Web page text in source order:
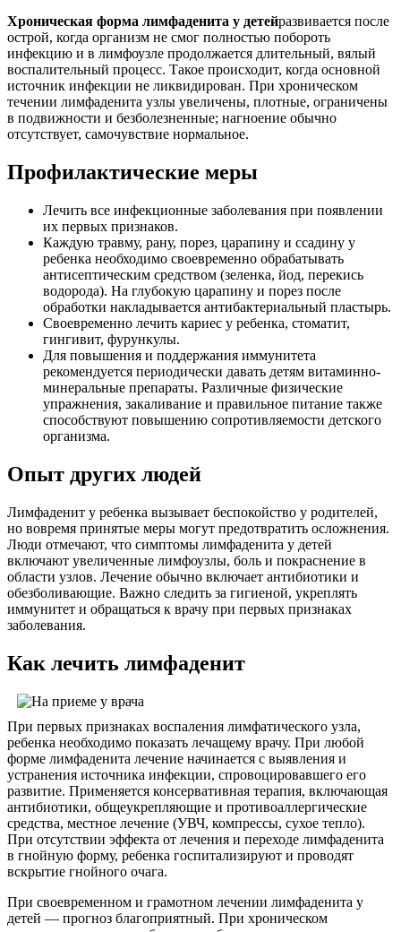
Хроническая форма лимфаденита у детейразвивается после
острой, когда организм не смог полностью побороть
инфекцию и в лимфоузле продолжается длительный, вялый
воспалительный процесс. Такое происходит, когда основной
источник инфекции не ликвидирован. При хроническом
течении лимфаденита узлы увеличены, плотные, ограничены
в подвижности и безболезненные; нагноение обычно
отсутствует, самочувствие нормальное.
Профилактические меры
Лечить все инфекционные заболевания при появлении
их первых признаков.
Каждую травму, рану, порез, царапину и ссадину у
ребенка необходимо своевременно обрабатывать
антисептическим средством (зеленка, йод, перекись
водорода). На глубокую царапину и порез после
обработки накладывается антибактериальный пластырь.
Своевременно лечить кариес у ребенка, стоматит,
гингивит, фурункулы.
Для повышения и поддержания иммунитета
рекомендуется периодически давать детям витаминно-
минеральные препараты. Различные физические
упражнения, закаливание и правильное питание также
способствуют повышению сопротивляемости детского
организма.
Опыт других людей
Лимфаденит у ребенка вызывает беспокойство у родителей,
но вовремя принятые меры могут предотвратить осложнения.
Люди отмечают, что симптомы лимфаденита у детей
включают увеличенные лимфоузлы, боль и покраснение в
области узлов. Лечение обычно включает антибиотики и
обезболивающие. Важно следить за гигиеной, укреплять
иммунитет и обращаться к врачу при первых признаках
заболевания.
Как лечить лимфаденит
При первых признаках воспаления лимфатического узла,
ребенка необходимо показать лечащему врачу. При любой
форме лимфаденита лечение начинается с выявления и
устранения источника инфекции, спровоцировавшего его
развитие. Применяется консервативная терапия, включающая
антибиотики, общеукрепляющие и противоаллергические
средства, местное лечение (УВЧ, компрессы, сухое тепло).
При отсутствии эффекта от лечения и переходе лимфаденита
в гнойную форму, ребенка госпитализируют и проводят
вскрытие гнойного очага.
При своевременном и грамотном лечении лимфаденита у
детей — прогноз благоприятный. При хроническом